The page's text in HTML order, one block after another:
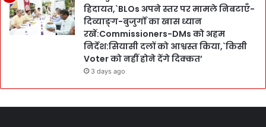
हिदायत,`BLOs अपने स्तर पर मामले निबटाएँ-
दिव्याङ्ग-बुजुर्गों का खास ध्यान
रखें:Commissioners-DMs को अहम
निर्देश:सियासी दलों को आश्वस्त किया,`किसी
Voter को नहीं होने देंगे दिक्कत’
3 days ago